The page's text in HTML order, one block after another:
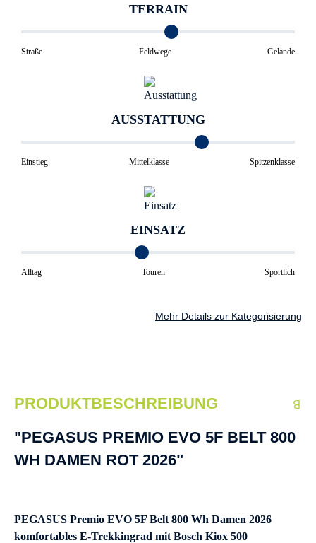
TERRAIN
Straße Feldwege Gelände
AUSSTATTUNG
Einstieg Mittelklasse Spitzenklasse
EINSATZ
Alltag Touren Sportlich
Mehr Details zur Kategorisierung
PRODUKTBESCHREIBUNG
"PEGASUS PREMIO EVO 5F BELT 800
WH DAMEN ROT 2026"
PEGASUS Premio EVO 5F Belt 800 Wh Damen 2026
komfortables E-Trekkingrad mit Bosch Kiox 500